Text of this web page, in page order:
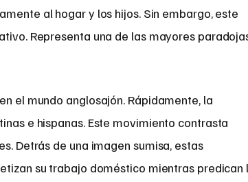
al hogar y los hijos. Sin embargo, este
Representa una de las mayores
el mundo anglosajón. Rápidamente, la
e hispanas. Este movimiento contrasta
Detrás de una imagen sumisa, estas
su trabajo doméstico mientras predican